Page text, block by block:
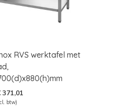
RVS werktafel met
371,01
btw)